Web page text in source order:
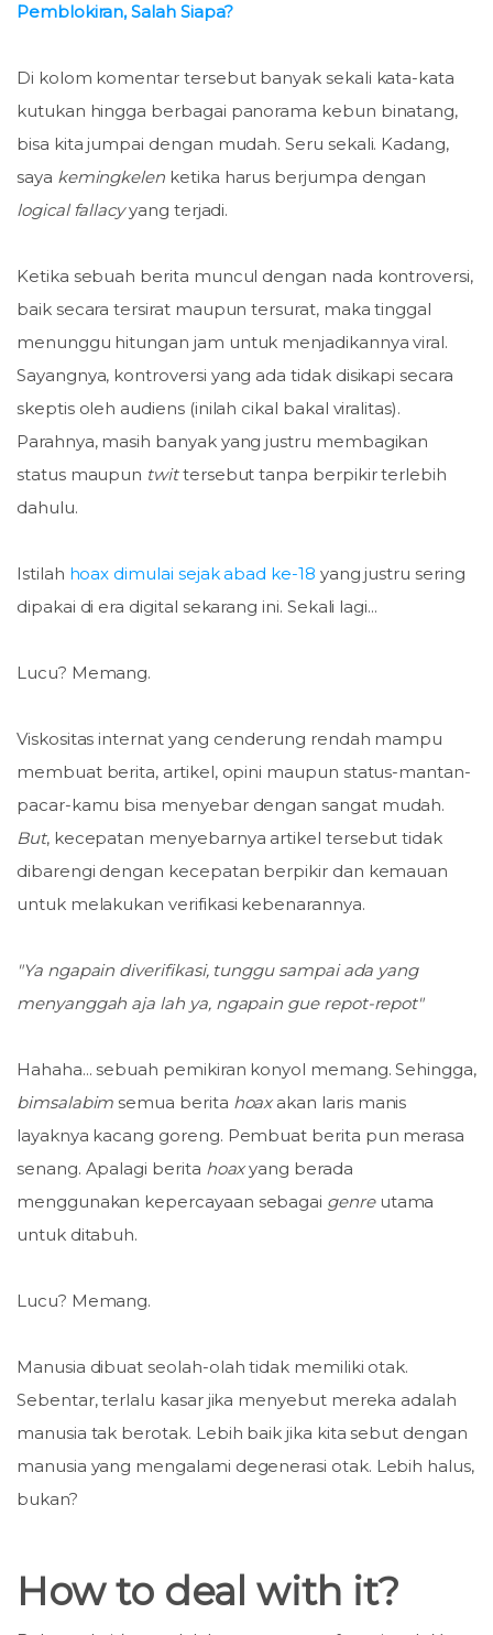
Pemblokiran, Salah Siapa?
Di kolom komentar tersebut banyak sekali kata-kata
kutukan hingga berbagai panorama kebun binatang,
bisa kita jumpai dengan mudah. Seru sekali. Kadang,
saya kemingkelen ketika harus berjumpa dengan
logical fallacyyang terjadi.
Ketika sebuah berita muncul dengan nada kontroversi,
baik secara tersirat maupun tersurat, maka tinggal
menunggu hitungan jam untuk menjadikannya viral.
Sayangnya, kontroversi yang ada tidak disikapi secara
skeptis oleh audiens (inilah cikal bakal viralitas).
Parahnya, masih banyak yang justru membagikan
status maupun twittersebut tanpa berpikir terlebih
dahulu.
Istilah hoax dimulai sejak abad ke-18 yang justru sering
dipakai di era digital sekarang ini. Sekali lagi...
Lucu? Memang.
Viskositas internat yang cenderung rendah mampu
membuat berita, artikel, opini maupun status-mantan-
pacar-kamu bisa menyebar dengan sangat mudah.
But, kecepatan menyebarnya artikel tersebut tidak
dibarengi dengan kecepatan berpikir dan kemauan
untuk melakukan verifikasi kebenarannya.
"Ya ngapain diverifikasi, tunggu sampai ada yang
menyanggah aja lah ya, ngapain gue repot-repot"
Hahaha... sebuah pemikiran konyol memang. Sehingga,
bimsalabimsemua berita hoax akan laris manis
layaknya kacang goreng. Pembuat berita pun merasa
senang. Apalagi berita hoaxyang berada
menggunakan kepercayaan sebagai genre utama
untuk ditabuh.
Lucu? Memang.
Manusia dibuat seolah-olah tidak memiliki otak.
Sebentar, terlalu kasar jika menyebut mereka adalah
manusia tak berotak. Lebih baik jika kita sebut dengan
manusia yang mengalami degenerasi otak. Lebih halus,
bukan?
How to deal with it?